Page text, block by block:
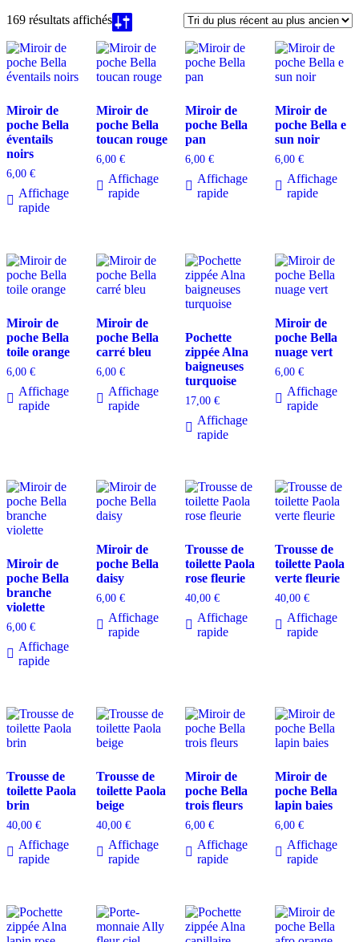
169 résultats affichésTrié
du
plus
récent
au
ancien
Miroir de
poche Bella
éventails
noirs
6,00 €
Affichage
rapide
Miroir de
poche Bella
toucan rouge
6,00 €
Affichage
rapide
Miroir de
poche Bella
pan
6,00€
Affichage
rapide
Miroir de
poche Bella e
sun noir
6,00 €
Affichage
rapide
Miroir de
poche Bella
toile orange
6,00 €
Affichage
rapide
Miroir de
poche Bella
carré bleu
6,00 €
Affichage
rapide
Pochette
zippée Alna
baigneuses
turquoise
17,00€
Affichage
rapide
Miroir de
poche Bella
nuage vert
6,00 €
Affichage
rapide
Miroir de
poche Bella
branche
violette
6,00 €
Affichage
rapide
Miroir de
poche Bella
daisy
6,00 €
Affichage
rapide
Trousse de
toilette Paola
rose fleurie
40,00€
Affichage
rapide
Trousse de
toilette Paola
verte fleurie
40,00 €
Affichage
rapide
Trousse de
toilette Paola
brin
40,00 €
Affichage
rapide
Trousse de
toilette Paola
beige
40,00 €
Affichage
rapide
Miroir de
poche Bella
trois fleurs
6,00€
Affichage
rapide
Miroir de
poche Bella
lapin baies
6,00 €
Affichage
rapide